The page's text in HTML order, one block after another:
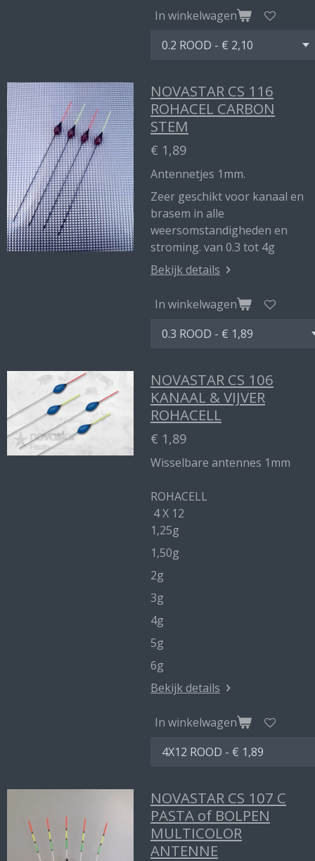
In winkelwagen
NOVASTAR CS 116
ROHACEL CARBON
STEM
€ 1,89
Antennetjes 1mm.
Zeer geschikt voor kanaal en
brasem in alle
weersomstandigheden en
stroming. van 0.3 tot 4g
Bekijk details
In winkelwagen
NOVASTAR CS 106
KANAAL & VIJVER
ROHACELL
€ 1,89
Wisselbare antennes 1mm
ROHACELL
4 X 12
1,25g
1,50g
2g
3g
4g
5g
6g
Bekijk details
In winkelwagen
NOVASTAR CS 107 C
PASTA of BOLPEN
MULTICOLOR
ANTENNE